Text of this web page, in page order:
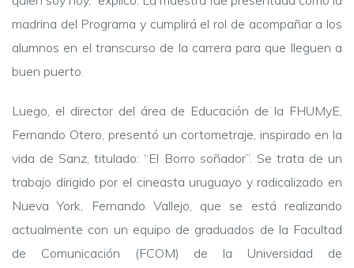
madrina del Programa y cumplirá el rol de acompañar a los
alumnos en el transcurso de la carrera para que lleguen a
buen puerto.
Luego, el director del área de Educación de la FHUMyE,
Fernando Otero, presentó un cortometraje, inspirado en la
vida de Sanz, titulado: “El Borro soñador”. Se trata de un
trabajo dirigido por el cineasta uruguayo y radicalizado en
Nueva York, Fernando Vallejo, que se está realizando
actualmente con un equipo de graduados de la Facultad
de Comunicación (FCOM) de la Universidad de